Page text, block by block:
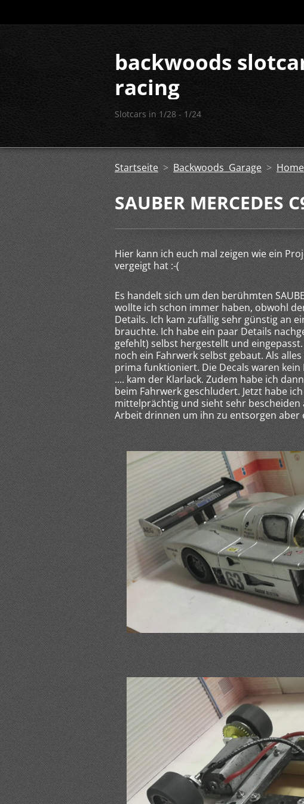
backwoods
racing
Slotcars in 1/28 - 1/24
Startseite > Backwoods Garage >
SAUBER MERCEDES
Hier kann ich euch mal zeigen wie ein
vergeigt hat :-(
Es handelt sich um den berühmten
wollte ich schon immer haben, obwohl
Details. Ich kam zufällig sehr günstig an
brauchte. Ich habe ein paar Details
gefehlt) selbst hergestellt und
noch ein Fahrwerk selbst gebaut. Als
prima funktioniert. Die Decals waren
.... kam der Klarlack. Zudem habe ich
beim Fahrwerk geschludert. Jetzt habe
mittelprächtig und sieht sehr bescheiden
Arbeit drinnen um ihn zu entsorgen aber